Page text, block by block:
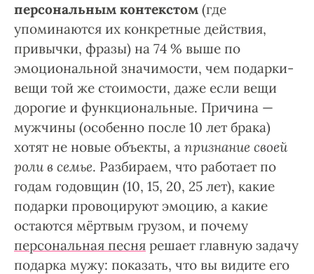
персональным контекстом (где
упоминаются их конкретные действия,
привычки, фразы) на 74 % выше по
эмоциональной значимости, чем подарки-
вещи той же стоимости, даже если вещи
дорогие и функциональные. Причина —
мужчины (особенно после 10 лет брака)
хотят не новые объекты, а признание своей
роли в семье. Разбираем, что работает по
годам годовщин (10, 15, 20, 25 лет), какие
подарки провоцируют эмоцию, а какие
остаются мёртвым грузом, и почему
персональная песня решает главную задачу
подарка мужу: показать, что вы видите его